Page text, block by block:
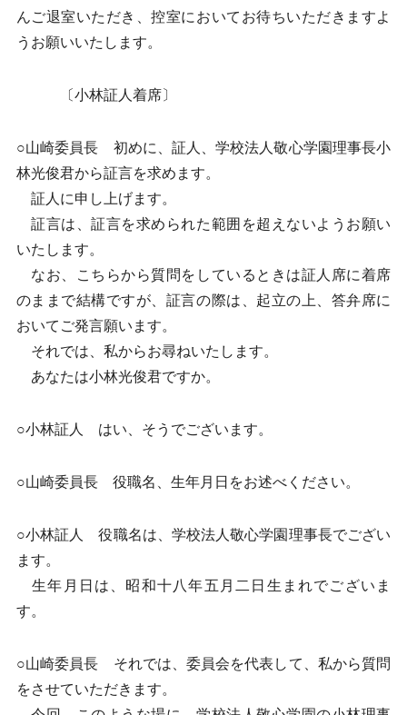
んご退室いただき、控室においてお待ちいただきますよ
うお願いいたします。
〔小林証人着席〕
○山崎委員長 初めに、証人、学校法人敬心学園理事長小
林光俊君から証言を求めます。
証人に申し上げます。
証言は、証言を求められた範囲を超えないようお願い
いたします。
なお、こちらから質問をしているときは証人席に着席
のままで結構ですが、証言の際は、起立の上、答弁席に
おいてご発言願います。
それでは、私からお尋ねいたします。
あなたは小林光俊君ですか。
○小林証人 はい、そうでございます。
○山崎委員長 役職名、生年月日をお述べください。
○小林証人 役職名は、学校法人敬心学園理事長でござい
ます。
生年月日は、昭和十八年五月二日生まれでございま
す。
○山崎委員長 それでは、委員会を代表して、私から質問
をさせていただきます。